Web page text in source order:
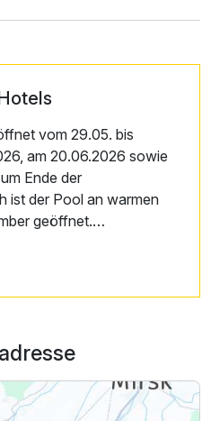
vom 29.05. bis
am 20.06.2026 sowie
Ende der
ist der Pool an warmen
geöffnet.